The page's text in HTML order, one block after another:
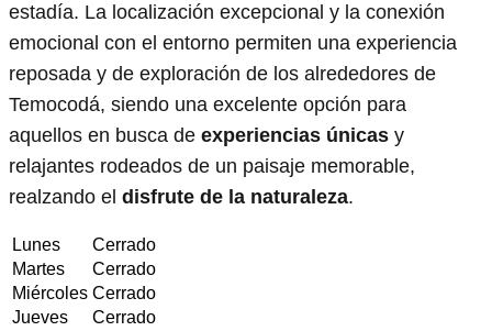
estadía. La localización excepcional y la conexión
emocional con el entorno permiten una experiencia
reposada y de exploración de los alrededores de
Temocodá, siendo una excelente opción para
aquellos en busca de experiencias únicas y
relajantes rodeados de un paisaje memorable,
realzando el disfrute de la naturaleza.
Lunes
Cerrado
Martes
Cerrado
Miércoles Cerrado
Jueves
Cerrado